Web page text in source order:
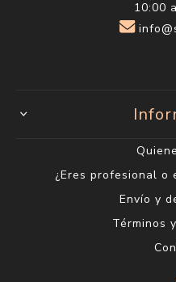
10:00
¿Eres profesional o
Envío y
Términos